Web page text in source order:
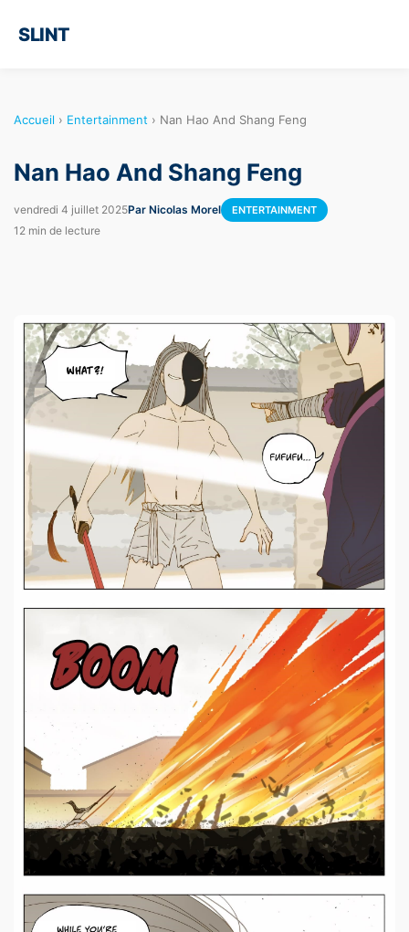
SLINT
Accueil › Entertainment › Nan Hao And Shang Feng
Nan Hao And Shang Feng
vendredi 4 juillet 2025Par Nicolas Morel ENTERTAINMENT
12 min de lecture